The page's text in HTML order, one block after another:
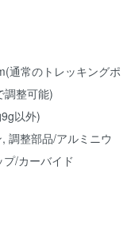
通常のトレッキングポ
調整可能)
以外)
調整部品/アルミニウ
/カーバイド